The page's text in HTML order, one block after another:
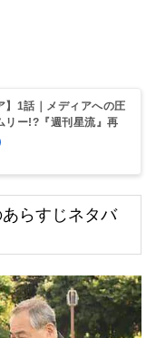
】1話｜メディアへの圧
リー!?『週刊星流』再
あらすじネタバ